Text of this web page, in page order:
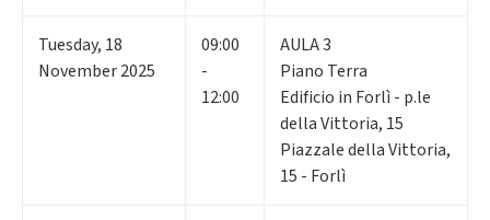
Tuesday, 18
November 2025
09:00
-
12:00
AULA 3
Piano Terra
Edificio in Forlì - p.le
della Vittoria, 15
Piazzale della Vittoria,
15 - Forlì